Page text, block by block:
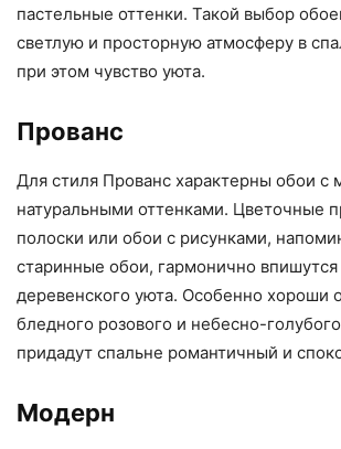
пастельные оттенки. Такой выбор
светлую и просторную атмосферу в
при этом чувство уюта.
Прованс
Для стиля Прованс характерны обои с
натуральными оттенками. Цветочные
полоски или обои с рисунками,
старинные обои, гармонично
деревенского уюта. Особенно хороши
бледного розового и небесно-
придадут спальне романтичный и
Модерн